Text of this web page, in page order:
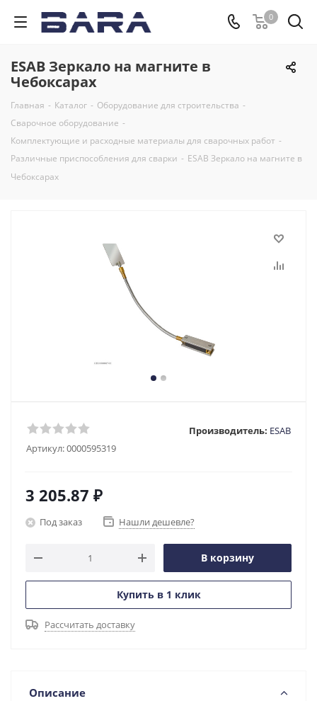
0
ESAB Зеркало на магните в
Чебоксарах
Главная - Каталог - Оборудование для строительства -
Сварочное оборудование -
Комплектующие и расходные материалы для сварочных работ -
Различные приспособления для сварки - ESAB Зеркало на магните в
Чебоксарах
Артикул:0000595319
Производитель: ESAB
3 205.87 ₽
Под заказ Нашли дешевле?
В корзину
Купить в 1 клик
Рассчитать доставку
Описание